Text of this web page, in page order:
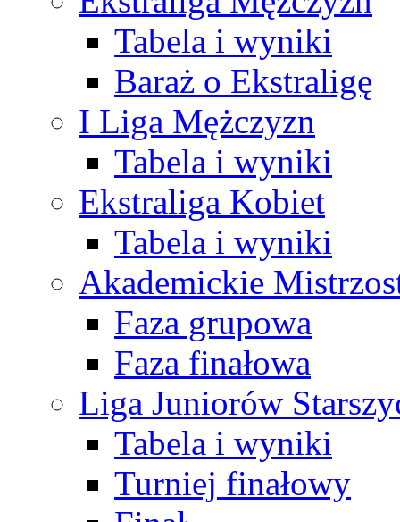
Tabela i wyniki
Baraż o Ekstraligę
I Liga Mężczyzn
Tabela i wyniki
Ekstraliga Kobiet
Tabela i wyniki
Akademickie
Faza grupowa
Faza finałowa
Liga Juniorów
Tabela i wyniki
Turniej finałowy